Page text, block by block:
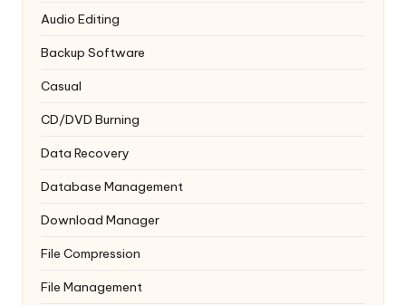
Audio Editing
Backup Software
Casual
CD/DVD Burning
Data Recovery
Database Management
Download Manager
File Compression
File Management